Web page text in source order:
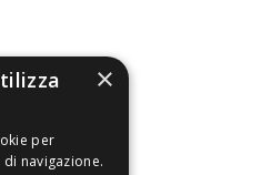
×
per
navigazione.